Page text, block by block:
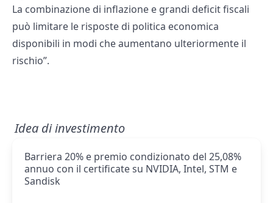
La combinazione di inflazione e grandi deficit fiscali
può limitare le risposte di politica economica
disponibili in modi che aumentano ulteriormente il
rischio”.
Idea di investimento
Barriera 20% e premio condizionato del 25,08%
annuo con il certificate su NVIDIA, Intel, STM e
Sandisk